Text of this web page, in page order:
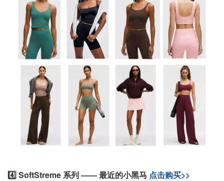
4️⃣ SoftStreme 系列 —— 最近的小黑马 点击购买>>